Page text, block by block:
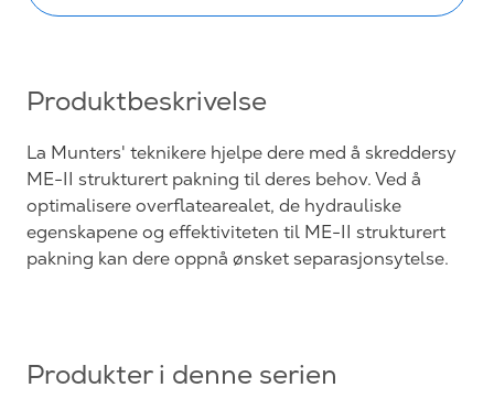
Produktbeskrivelse
La Munters' teknikere hjelpe dere med å skreddersy
ME-II strukturert pakning til deres behov. Ved å
optimalisere overflatearealet, de hydrauliske
egenskapene og effektiviteten til ME-II strukturert
pakning kan dere oppnå ønsket separasjonsytelse.
Produkter i denne serien